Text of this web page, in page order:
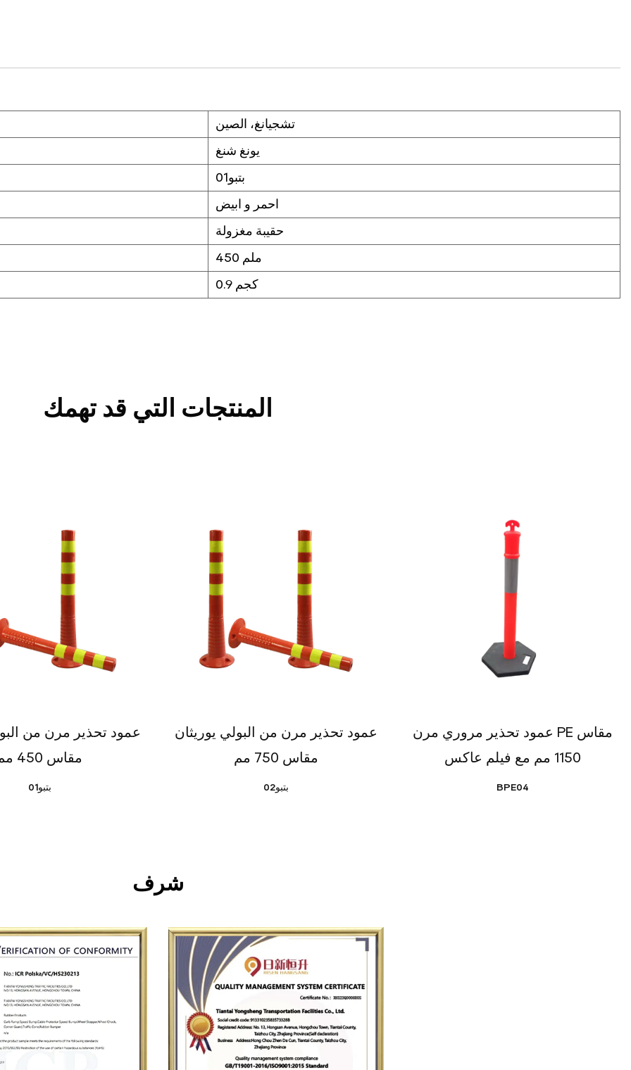
تشجيانغ، الصين
يونغ شنغ
بتبو01
احمر و ابيض
حقيبة مغزولة
450 ملم
0.9 كجم
المنتجات التي قد تهمك
عمود تحذير مرن من
مقاس 450 مم
بتبو01
عمود تحذير مرن من البولي يوريثان
مقاس 750 مم
بتبو02
عمود تحذير مروري مرن PE مقاس
1150 مم مع فيلم عاكس
BPE04
شرف